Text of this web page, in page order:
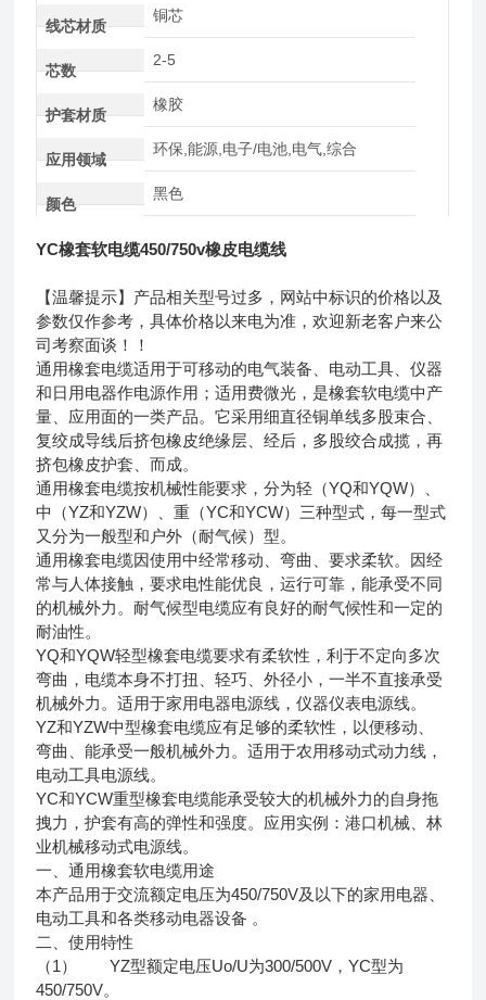
线芯材质
铜芯
芯数
2-5
护套材质
橡胶
应用领域
环保,能源,电子/电池,电气,综合
颜色
黑色
YC橡套软电缆450/750v橡皮电缆线
【温馨提示】产品相关型号过多，网站中标识的价格以及
参数仅作参考，具体价格以来电为准，欢迎新老客户来公
司考察面谈！！
通用橡套电缆适用于可移动的电气装备、电动工具、仪器
和日用电器作电源作用；适用费微光，是橡套软电缆中产
量、应用面的一类产品。它采用细直径铜单线多股束合、
复绞成导线后挤包橡皮绝缘层、经后，多股绞合成揽，再
挤包橡皮护套、而成。
通用橡套电缆按机械性能要求，分为轻（YQ和YQW）、
中（YZ和YZW）、重（YC和YCW）三种型式，每一型式
又分为一般型和户外（耐气候）型。
通用橡套电缆因使用中经常移动、弯曲、要求柔软。因经
常与人体接触，要求电性能优良，运行可靠，能承受不同
的机械外力。耐气候型电缆应有良好的耐气候性和一定的
耐油性。
YQ和YQW轻型橡套电缆要求有柔软性，利于不定向多次
弯曲，电缆本身不打扭、轻巧、外径小，一半不直接承受
机械外力。适用于家用电器电源线，仪器仪表电源线。
YZ和YZW中型橡套电缆应有足够的柔软性，以便移动、
弯曲、能承受一般机械外力。适用于农用移动式动力线，
电动工具电源线。
YC和YCW重型橡套电缆能承受较大的机械外力的自身拖
拽力，护套有高的弹性和强度。应用实例：港口机械、林
业机械移动式电源线。
一、通用橡套软电缆用途
本产品用于交流额定电压为450/750V及以下的家用电器、
电动工具和各类移动电器设备 。
二、使用特性
（1） YZ型额定电压Uo/U为300/500V，YC型为
450/750V。